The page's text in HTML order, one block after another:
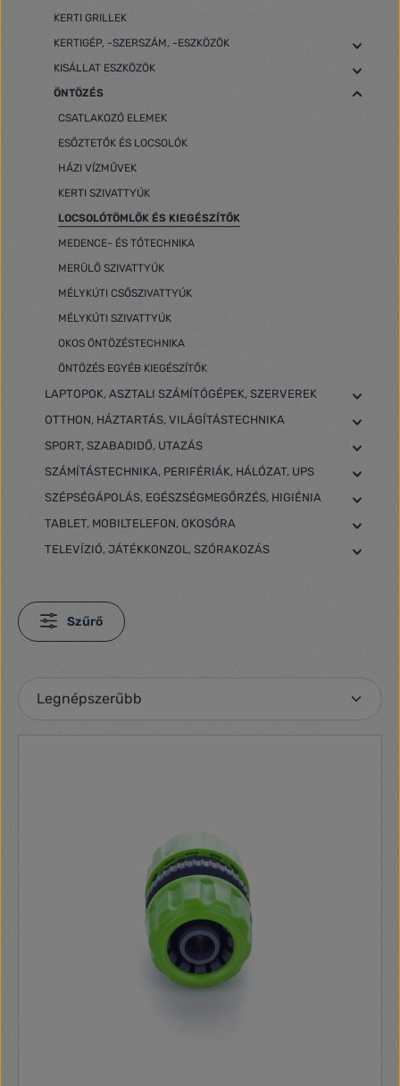
KERTI GRILLEK
KERTIGÉP, -SZERSZÁM, -ESZKÖZÖK
KISÁLLAT ESZKÖZÖK
ÖNTÖZÉS
CSATLAKOZÓ ELEMEK
ESŐZTETŐK ÉS LOCSOLÓK
HÁZI VÍZMŰVEK
KERTI SZIVATTYÚK
LOCSOLÓTÖMLŐK ÉS KIEGÉSZÍTŐK
MEDENCE- ÉS TÓTECHNIKA
MERÜLŐ SZIVATTYÚK
MÉLYKÚTI CSŐSZIVATTYÚK
MÉLYKÚTI SZIVATTYÚK
OKOS ÖNTÖZÉSTECHNIKA
ÖNTÖZÉS EGYÉB KIEGÉSZÍTŐK
LAPTOPOK, ASZTALI SZÁMÍTÓGÉPEK, SZERVEREK
OTTHON, HÁZTARTÁS, VILÁGÍTÁSTECHNIKA
SPORT, SZABADIDŐ, UTAZÁS
SZÁMÍTÁSTECHNIKA, PERIFÉRIÁK, HÁLÓZAT, UPS
SZÉPSÉGÁPOLÁS, EGÉSZSÉGMEGŐRZÉS, HIGIÉNIA
TABLET, MOBILTELEFON, OKOSÓRA
TELEVÍZIÓ, JÁTÉKKONZOL, SZÓRAKOZÁS
Szűrő